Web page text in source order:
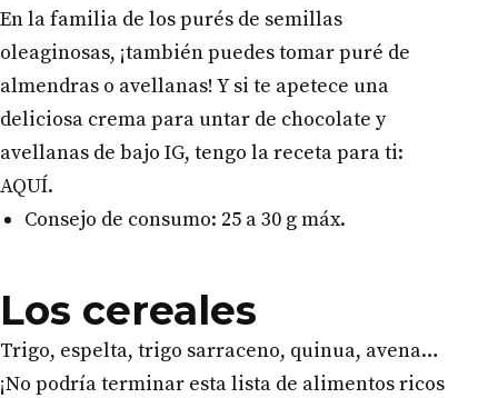
En la familia de los purés de semillas
oleaginosas, ¡también puedes tomar puré de
almendras o avellanas! Y si te apetece una
deliciosa crema para untar de chocolate y
avellanas de bajo IG, tengo la receta para ti:
AQUÍ.
Consejo de consumo: 25 a 30 g máx.
Los cereales
Trigo, espelta, trigo sarraceno, quinua, avena…
¡No podría terminar esta lista de alimentos ricos